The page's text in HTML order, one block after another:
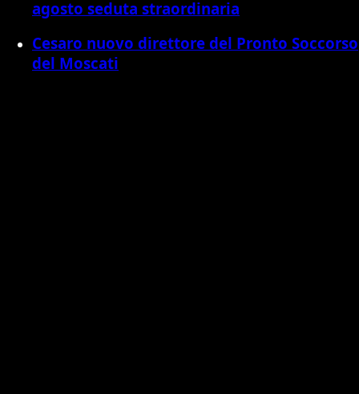
agosto seduta straordinaria
Cesaro nuovo direttore del Pronto Soccorso
del Moscati